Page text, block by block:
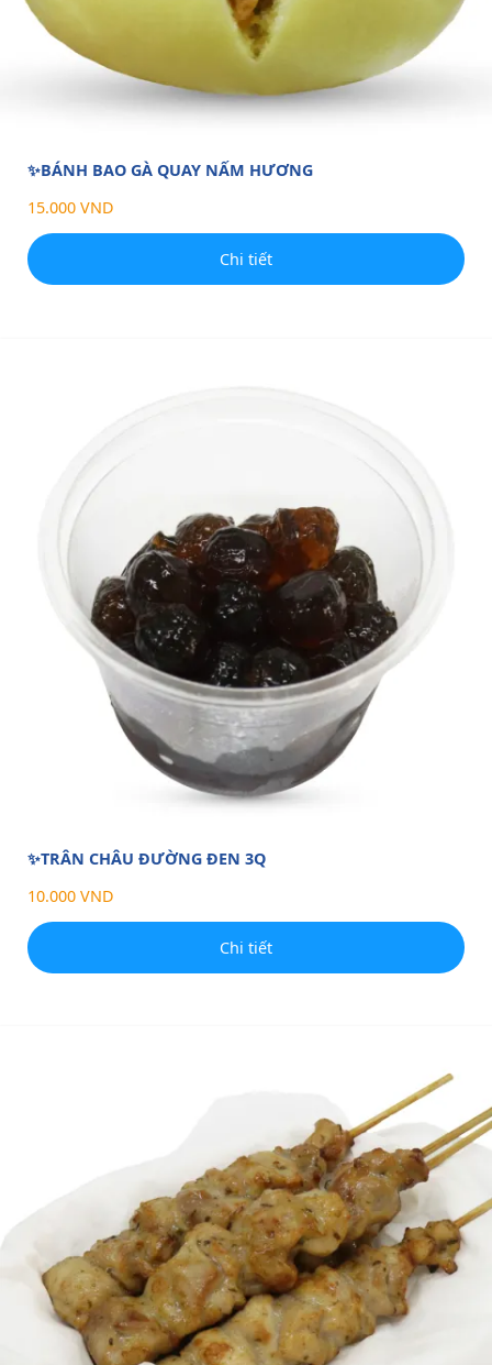
✨BÁNH BAO GÀ QUAY NẤM HƯƠNG
15.000 VND
Chi tiết
✨TRÂN CHÂU ĐƯỜNG ĐEN 3Q
10.000 VND
Chi tiết